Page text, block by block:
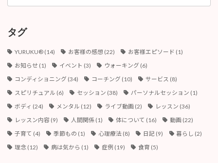
カ
ブ
タグ
YURUKU®︎(14) お客様の感想 (22) お客様エピソード (1)
お知らせ (1) イベント (3) ウォーキング (6)
コンディショニング (34) コーチング (10) サービス (8)
スピリチュアル (6) セッション (38) パーソナルセッション (1)
ボディ (24) メンタル (12) ライブ動画 (2) レッスン (36)
レッスン内容(9) 人間関係(1) 体について (16) 動画 (22)
子育て (4) 季節もの (1) 心理療法 (8) 日記 (9) 暮らし (2)
理念(12) 病は気から (1) 症例 (19) 食育 (5)